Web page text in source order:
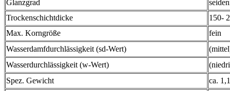
Glanzgrad
Trockenschichtdicke
150-
Max. Korngröße
fein
Wasserdamfdurchlässigkeit (sd-Wert)
Wasserdurchlässigkeit (w-Wert)
Spez. Gewicht
ca.